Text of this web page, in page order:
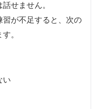
せません。
が不足すると、次の
。
い